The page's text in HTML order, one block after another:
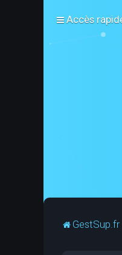
Accès
GestSup.fr